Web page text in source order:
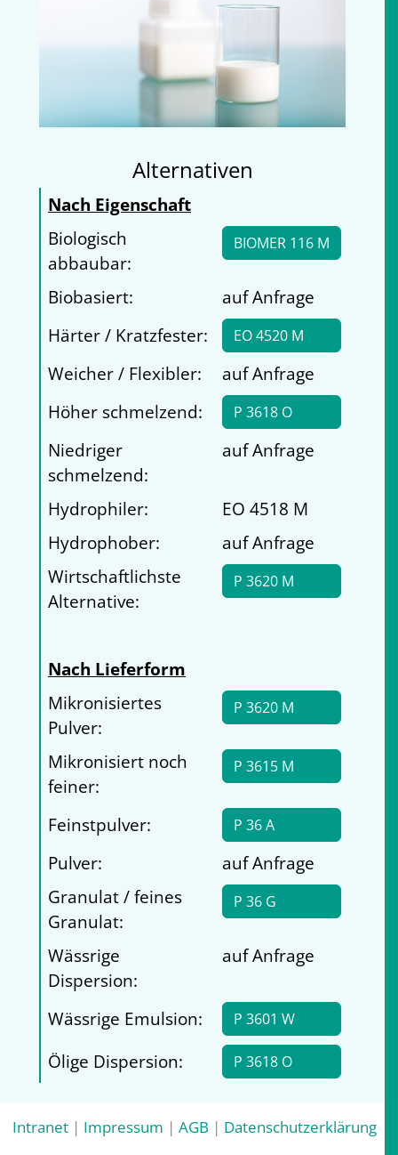
Alternativen
Nach Eigenschaft
Biologisch
abbaubar:
BIOMER 116 M
Biobasiert:
auf Anfrage
Härter / Kratzfester:
EO 4520 M
Weicher / Flexibler:
auf Anfrage
Höher schmelzend:
P 3618 O
Niedriger
schmelzend:
auf Anfrage
Hydrophiler:
EO 4518 M
Hydrophober:
auf Anfrage
Wirtschaftlichste
Alternative:
P 3620 M
Nach Lieferform
Mikronisiertes
Pulver:
P 3620 M
Mikronisiert noch
feiner:
P 3615 M
Feinstpulver: P 36 A
Pulver:
auf Anfrage
Granulat / feines
Granulat:
P 36 G
Wässrige
Dispersion:
auf Anfrage
Wässrige Emulsion: P 3601 W
Ölige Dispersion: P 3618 O
Intranet | Impressum | AGB | Datenschutzerklärung